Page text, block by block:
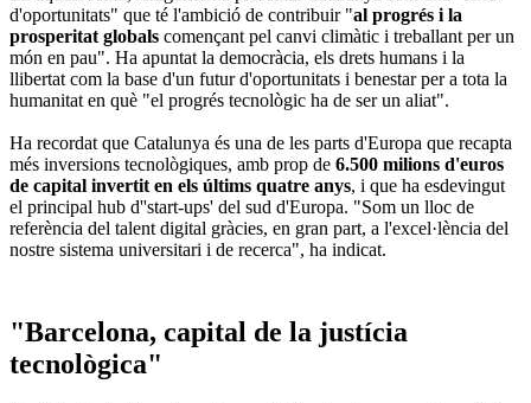
d'oportunitats" que té l'ambició de contribuir "al progrés i la
prosperitat globals començant pel canvi climàtic i treballant per un
món en pau". Ha apuntat la democràcia, els drets humans i la
llibertat com la base d'un futur d'oportunitats i benestar per a tota la
humanitat en què "el progrés tecnològic ha de ser un aliat".
Ha recordat que Catalunya és una de les parts d'Europa que recapta
més inversions tecnològiques, amb prop de 6.500 milions d'euros
de capital invertit en els últims quatre anys, i que ha esdevingut
el principal hub d''start-ups' del sud d'Europa. "Som un lloc de
referència del talent digital gràcies, en gran part, a l'excel·lència del
nostre sistema universitari i de recerca", ha indicat.
"Barcelona, capital de la justícia
tecnològica"